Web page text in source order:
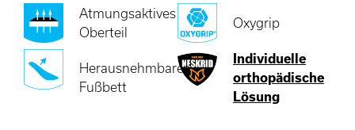
Atmungsaktives
Oberteil
Oxygrip
Herausnehmbares
Fußbett
Individuelle
orthopädische
Lösung